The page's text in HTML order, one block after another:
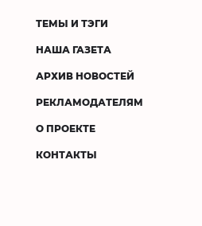
ТЕМЫ И ТЭГИ
НАША ГАЗЕТА
АРХИВ НОВОСТЕЙ
РЕКЛАМОДАТЕЛЯМ
О ПРОЕКТЕ
КОНТАКТЫ